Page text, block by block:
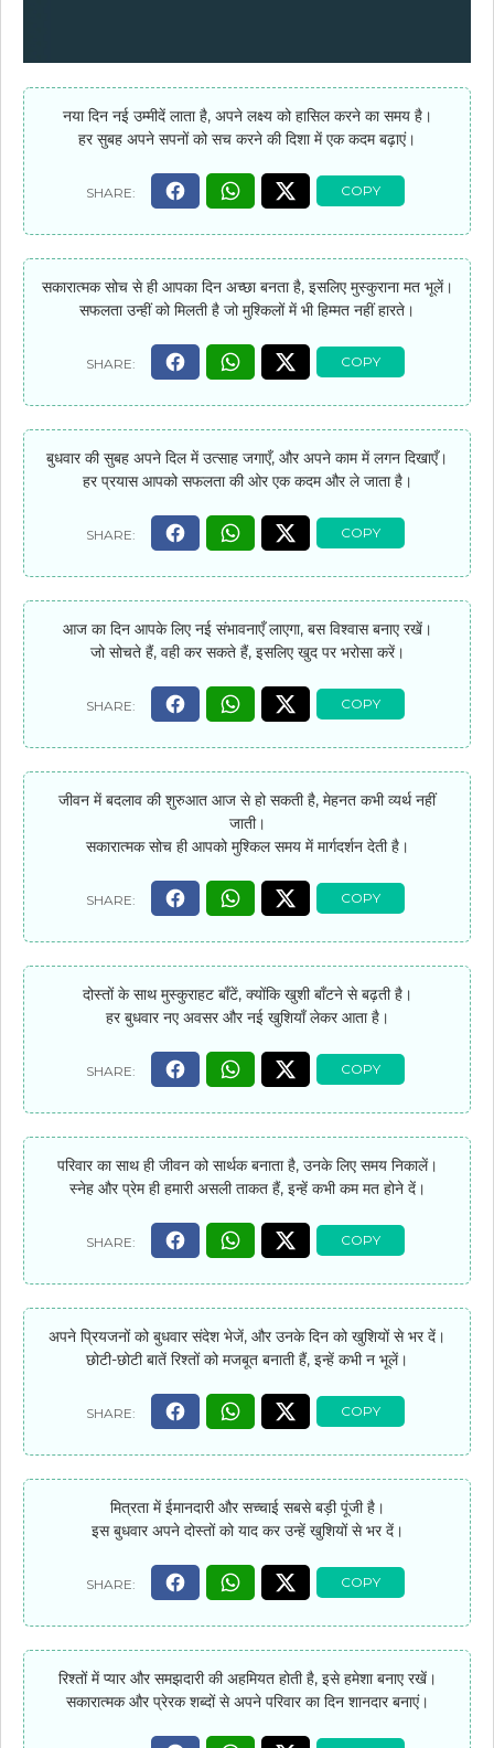
नया दिन नई उम्मीदें लाता है, अपने लक्ष्य को हासिल करने का समय है।
हर सुबह अपने सपनों को सच करने की दिशा में एक कदम बढ़ाएं।
सकारात्मक सोच से ही आपका दिन अच्छा बनता है, इसलिए मुस्कुराना मत भूलें।
सफलता उन्हीं को मिलती है जो मुश्किलों में भी हिम्मत नहीं हारते।
बुधवार की सुबह अपने दिल में उत्साह जगाएँ, और अपने काम में लगन दिखाएँ।
हर प्रयास आपको सफलता की ओर एक कदम और ले जाता है।
आज का दिन आपके लिए नई संभावनाएँ लाएगा, बस विश्वास बनाए रखें।
जो सोचते हैं, वही कर सकते हैं, इसलिए खुद पर भरोसा करें।
जीवन में बदलाव की शुरुआत आज से हो सकती है, मेहनत कभी व्यर्थ नहीं
जाती।
सकारात्मक सोच ही आपको मुश्किल समय में मार्गदर्शन देती है।
दोस्तों के साथ मुस्कुराहट बाँटें, क्योंकि खुशी बाँटने से बढ़ती है।
हर बुधवार नए अवसर और नई खुशियाँ लेकर आता है।
परिवार का साथ ही जीवन को सार्थक बनाता है, उनके लिए समय निकालें।
स्नेह और प्रेम ही हमारी असली ताकत हैं, इन्हें कभी कम मत होने दें।
अपने प्रियजनों को बुधवार संदेश भेजें, और उनके दिन को खुशियों से भर दें।
छोटी-छोटी बातें रिश्तों को मजबूत बनाती हैं, इन्हें कभी न भूलें।
मित्रता में ईमानदारी और सच्चाई सबसे बड़ी पूंजी है।
इस बुधवार अपने दोस्तों को याद कर उन्हें खुशियों से भर दें।
रिश्तों में प्यार और समझदारी की अहमियत होती है, इसे हमेशा बनाए रखें।
सकारात्मक और प्रेरक शब्दों से अपने परिवार का दिन शानदार बनाएं।